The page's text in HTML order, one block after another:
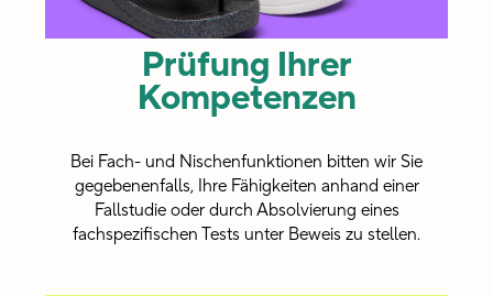
Prüfung Ihrer
Kompetenzen
Bei Fach- und Nischenfunktionen bitten wir Sie
gegebenenfalls, Ihre Fähigkeiten anhand einer
Fallstudie oder durch Absolvierung eines
fachspezifischen Tests unter Beweis zu stellen.